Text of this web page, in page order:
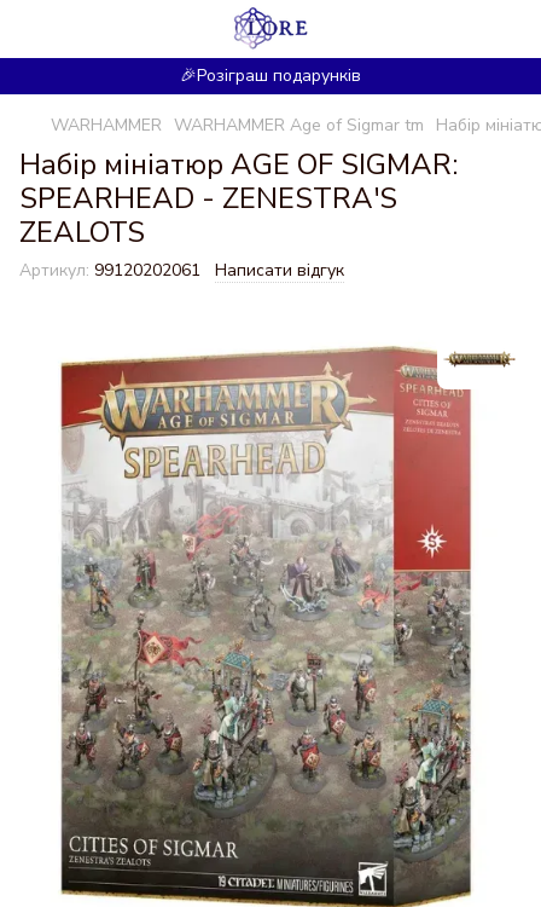
🎉Розіграш подарунків
WARHAMMER WARHAMMER Age of Sigmar tm Набір
Набір мініатюр AGE OF SIGMAR:
SPEARHEAD - ZENESTRA'S
ZEALOTS
Артикул: 99120202061 Написати відгук